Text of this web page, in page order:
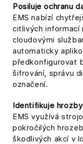
Posiluje ochranu
EMS nabízí
citlivých informací
cloudovými
automaticky
předkonfigurovat
šifrování, správu
označení.
Identifikuje
EMS využívá
pokročilých
škodlivých akcí v